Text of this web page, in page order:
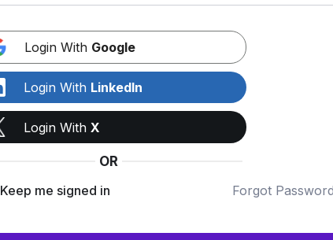
Login With Google
Login With LinkedIn
Login With X
OR
Keep me signed in
Forgot